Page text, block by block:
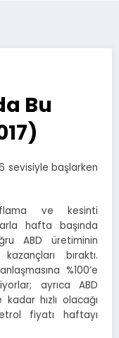
Bu
sevisiyle başlarken
ve kesinti
hafta başında
ABD üretiminin
bıraktı.
%100’e
ayrıca ABD
hızlı olacağı
fiyatı haftayı